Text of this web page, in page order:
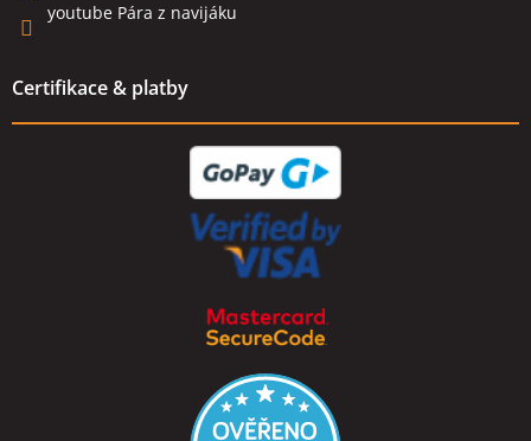
youtube Pára z navijáku
Certifikace & platby